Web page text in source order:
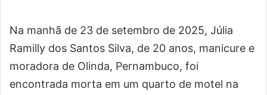
Na manhã de 23 de setembro de 2025, Júlia
Ramilly dos Santos Silva, de 20 anos, manicure e
moradora de Olinda, Pernambuco, foi
encontrada morta em um quarto de motel na